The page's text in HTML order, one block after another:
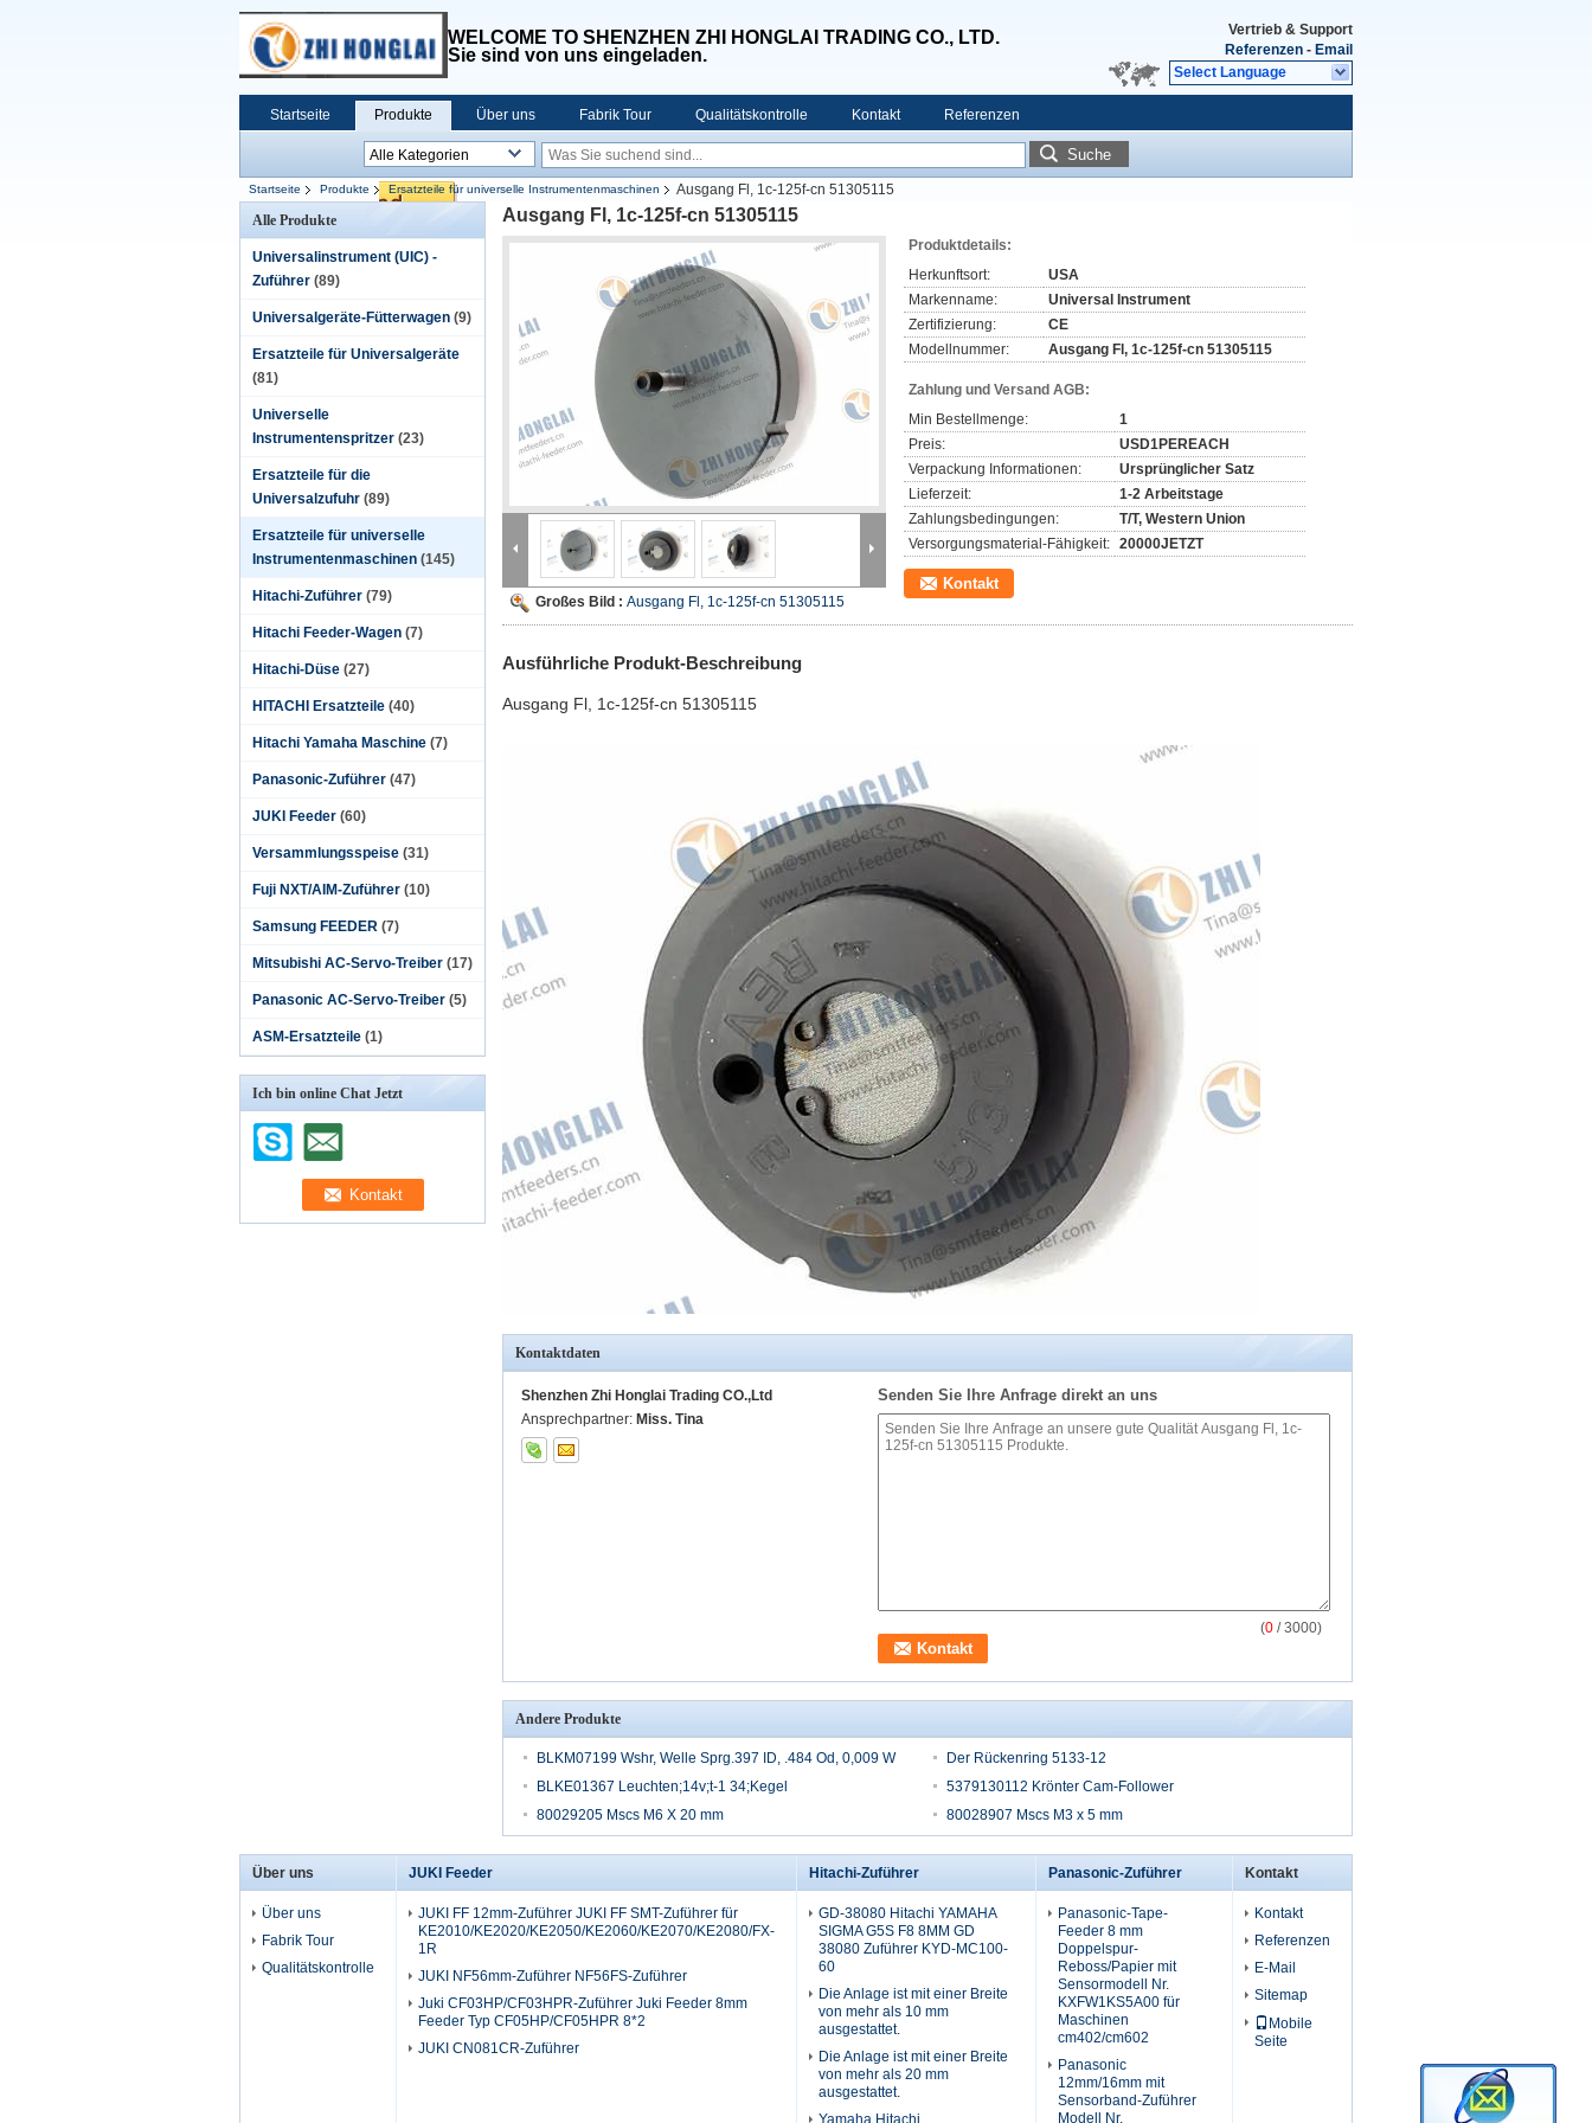
WELCOME TO SHENZHEN ZHI HONGLAI TRADING CO., LTD.
Sie sind von uns eingeladen.
Vertrieb & Support
Referenzen - Email
Select Language
Startseite Produkte Über uns Fabrik Tour Qualitätskontrolle Kontakt Referenzen
Suche
Startseite Produkte Ersatzteile für universelle Instrumentenmaschinen
Ausgang Fl, 1c-125f-cn 51305115
Alle Produkte
Universalinstrument (UIC) -
Zuführer (89)
Universalgeräte-Fütterwagen (9)
Ersatzteile für Universalgeräte
(81)
Universelle
Instrumentenspritzer (23)
Ersatzteile für die
Universalzufuhr (89)
Ersatzteile für universelle
Instrumentenmaschinen (145)
Hitachi-Zuführer (79)
Hitachi Feeder-Wagen (7)
Hitachi-Düse (27)
HITACHI Ersatzteile (40)
Hitachi Yamaha Maschine (7)
Panasonic-Zuführer (47)
JUKI Feeder (60)
Versammlungsspeise (31)
Fuji NXT/AIM-Zuführer (10)
Samsung FEEDER (7)
Mitsubishi AC-Servo-Treiber (17)
Panasonic AC-Servo-Treiber (5)
ASM-Ersatzteile (1)
Ich bin online Chat Jetzt
Ausgang Fl, 1c-125f-cn 51305115
Großes Bild : Ausgang Fl, 1c-125f-cn 51305115
Produktdetails:
Herkunftsort:
USA
Markenname:
Universal Instrument
Zertifizierung:
CE
Modellnummer:
Ausgang Fl, 1c-125f-cn 51305115
Zahlung und Versand AGB:
Min Bestellmenge:
1
Preis:
USD1PEREACH
Verpackung Informationen:
Ursprünglicher Satz
Lieferzeit:
1-2 Arbeitstage
Zahlungsbedingungen:
T/T, Western Union
Versorgungsmaterial-Fähigkeit: 20000JETZT
Kontakt
Ausführliche Produkt-Beschreibung
Ausgang Fl, 1c-125f-cn 51305115
Kontaktdaten
Shenzhen Zhi Honglai Trading CO.,Ltd
Ansprechpartner: Miss. Tina
Senden Sie Ihre Anfrage direkt an uns
(0 / 3000)
Andere Produkte
BLKM07199 Wshr, Welle Sprg.397 ID, .484 Od, 0,009 W
Der Rückenring 5133-12
BLKE01367 Leuchten;14v;t-1 34;Kegel
5379130112 Krönter Cam-Follower
80029205 Mscs M6 X 20 mm
80028907 Mscs M3 x 5 mm
Über uns
Über uns
Fabrik Tour
Qualitätskontrolle
JUKI Feeder
JUKI FF 12mm-Zuführer JUKI FF SMT-Zuführer für
KE2010/KE2020/KE2050/KE2060/KE2070/KE2080/FX-
1R
JUKI NF56mm-Zuführer NF56FS-Zuführer
Juki CF03HP/CF03HPR-Zuführer Juki Feeder 8mm
Feeder Typ CF05HP/CF05HPR 8*2
JUKI CN081CR-Zuführer
Hitachi-Zuführer
GD-38080 Hitachi YAMAHA
SIGMA G5S F8 8MM GD
38080 Zuführer KYD-MC100-
60
Die Anlage ist mit einer Breite
von mehr als 10 mm
ausgestattet.
Die Anlage ist mit einer Breite
von mehr als 20 mm
ausgestattet.
Yamaha Hitachi
Panasonic-Zuführer
Panasonic-Tape-
Feeder 8 mm
Doppelspur-
Reboss/Papier mit
Sensormodell Nr.
KXFW1KS5A00 für
Maschinen
cm402/cm602
Panasonic
12mm/16mm mit
Sensorband-Zuführer
Modell Nr.
Kontakt
Kontakt
Referenzen
E-Mail
Sitemap
Mobile
Seite